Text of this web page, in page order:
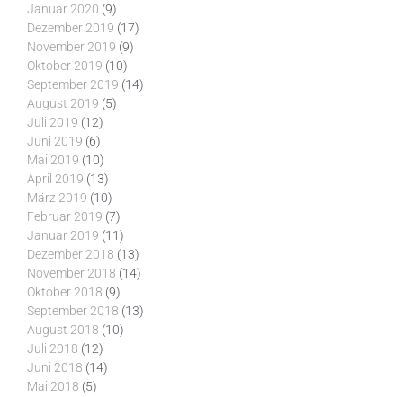
Januar 2020 (9)
Dezember 2019 (17)
November 2019 (9)
Oktober 2019 (10)
September 2019 (14)
August 2019 (5)
Juli 2019 (12)
Juni 2019 (6)
Mai 2019 (10)
April 2019 (13)
März 2019 (10)
Februar 2019 (7)
Januar 2019 (11)
Dezember 2018 (13)
November 2018 (14)
Oktober 2018 (9)
September 2018 (13)
August 2018 (10)
Juli 2018 (12)
Juni 2018 (14)
Mai 2018 (5)